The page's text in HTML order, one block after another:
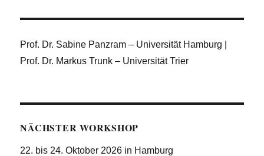
Prof. Dr. Sabine Panzram – Universität Hamburg |
Prof. Dr. Markus Trunk – Universität Trier
NÄCHSTER WORKSHOP
22. bis 24. Oktober 2026 in Hamburg